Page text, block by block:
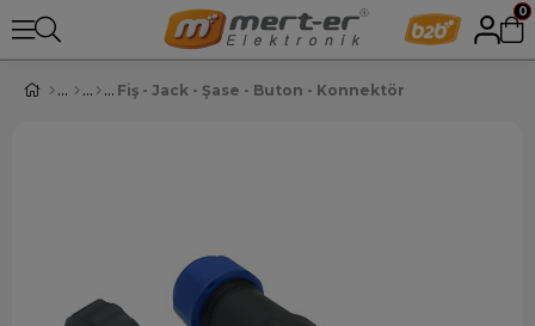
0
Fiş - Jack - Şase - Buton - Konnektör